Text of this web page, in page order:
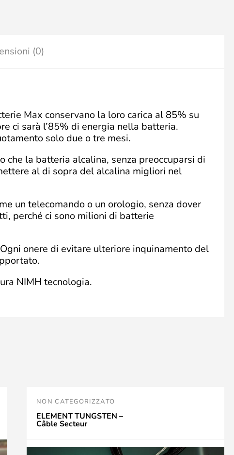
(0)
Max conservano la loro carica al 85% su
ci sarà l’85% di energia nella batteria.
solo due o tre mesi.
che la batteria alcalina, senza preoccuparsi di
al di sopra del alcalina migliori nel
un telecomando o un orologio, senza dover
perché ci sono milioni di batterie
onere di evitare ulteriore inquinamento del
NIMH tecnologia.
NON CATEGORIZZATO
ELEMENT TUNGSTEN –
Câble Secteur